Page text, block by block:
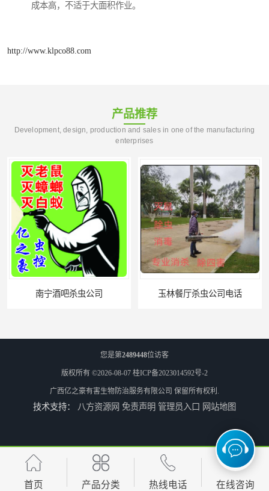
成本高，不适于大面积作业。
http://www.klpco88.com
产品推荐
Development, design, production and sales in one of the manufacturing
enterprises
玉林餐厅杀虫公司电话
北海市上门杀虫 崇左市扶绥县工厂杀虫
您是第2489448位访客
版权所有 ©2026-08-07 桂ICP备2023014592号-2
广西亿之豪有害生物防治服务有限公司 保留所有权利.
技术支持： 八方资源网 免责声明 管理员入口 网站地图
首页 产品分类 热线电话 在线咨询